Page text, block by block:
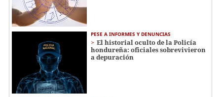
PESE A INFORMES Y DENUNCIAS
El historial oculto de la Policía
hondureña: oficiales sobrevivieron
a depuración